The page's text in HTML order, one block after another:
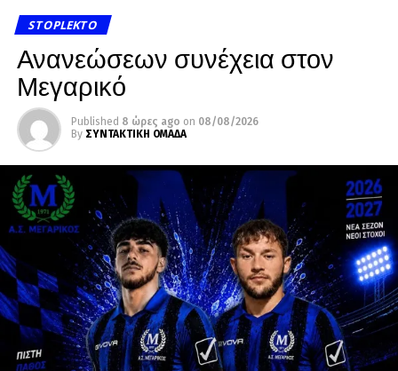
STOPLEKTO
Ανανεώσεων συνέχεια στον
Μεγαρικό
Published 8 ώρες ago on 08/08/2026
By ΣΥΝΤΑΚΤΙΚΗ ΟΜΑΔΑ